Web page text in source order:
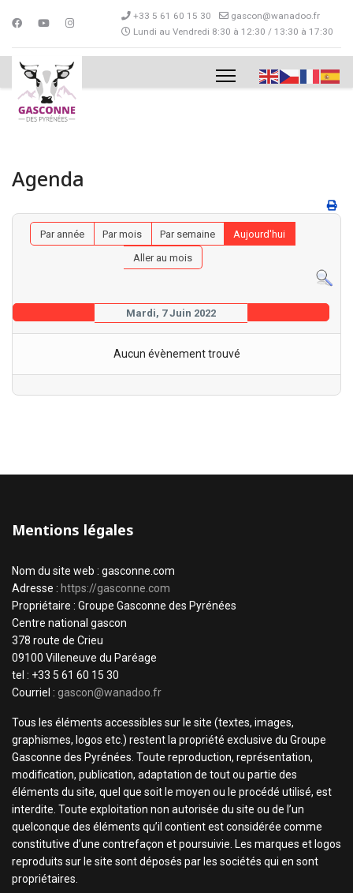
+33 5 61 60 15 30
gascon@wanadoo.fr
Lundi au Vendredi 8:30 à 12:30 / 13:30 à 17:30
Agenda
Par année Par mois Par semaine
Aujourd'hui
Aller au mois
Mardi, 7 Juin 2022
Aucun évènement trouvé
Mentions légales
Nom du site web : gasconne.com
Adresse : https://gasconne.com
Propriétaire : Groupe Gasconne des Pyrénées
Centre national gascon
378 route de Crieu
09100 Villeneuve du Paréage
tel : +33 5 61 60 15 30
Courriel : gascon@wanadoo.fr
Tous les éléments accessibles sur le site (textes, images,
graphismes, logos etc.) restent la propriété exclusive du Groupe
Gasconne des Pyrénées. Toute reproduction, représentation,
modification, publication, adaptation de tout ou partie des
éléments du site, quel que soit le moyen ou le procédé utilisé, est
interdite. Toute exploitation non autorisée du site ou de l’un
quelconque des éléments qu’il contient est considérée comme
constitutive d’une contrefaçon et poursuivie. Les marques et logos
reproduits sur le site sont déposés par les sociétés qui en sont
propriétaires.